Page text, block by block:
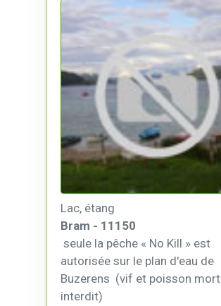
Lac, étang
Bram - 11150
seule la pêche « No Kill » est
autorisée sur le plan d'eau de
Buzerens (vif et poisson mort
interdit)